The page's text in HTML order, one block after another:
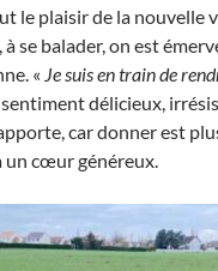
le plaisir de la nouvelle
se balader, on est
« Je suis en train de
sentiment délicieux,
car donner est
cœur généreux.